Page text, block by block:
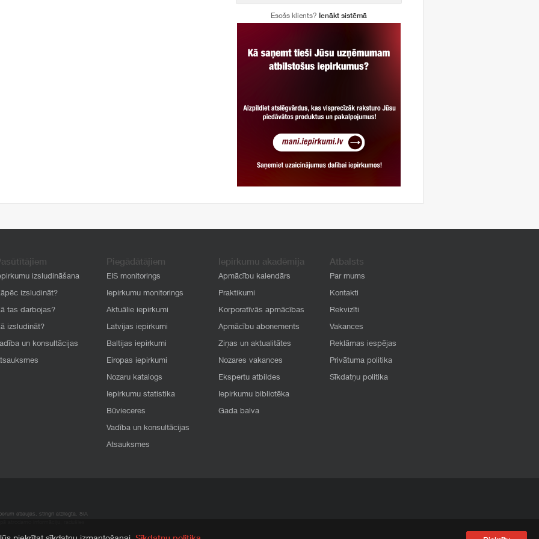
Esošs klients? Ienākt sistēmā
izsludināšana
izsludināt?
tas darbojas?
izsludināt?
un konsultācijas
Piegādātājiem
EIS monitorings
Iepirkumu monitorings
Aktuālie iepirkumi
Latvijas iepirkumi
Baltijas iepirkumi
Eiropas iepirkumi
Nozaru katalogs
Iepirkumu statistika
Būvieceres
Vadība un konsultācijas
Atsauksmes
Iepirkumu akadēmija
Apmācību kalendārs
Praktikumi
Korporatīvās apmācības
Apmācību abonements
Ziņas un aktualitātes
Nozares vakances
Ekspertu atbildes
Iepirkumu bibliotēka
Gada balva
Atbalsts
Par mums
Kontakti
Rekvizīti
Vakances
Reklāmas iespējas
Privātuma politika
Sīkdatņu politika
atļaujas, stingri aizliegta. SIA